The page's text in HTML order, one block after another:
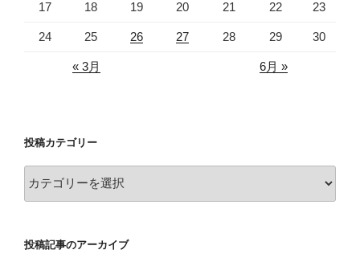
17 18 19 20 21 22 23
24 25 26 27 28 29 30
« 3月 6月 »
投稿カテゴリー
稿
ゴ
投稿記事のアーカイブ